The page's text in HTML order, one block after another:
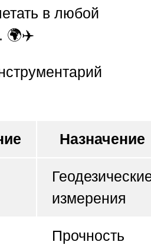
в любой
🌍✈️
Назначение
измерения
Прочность